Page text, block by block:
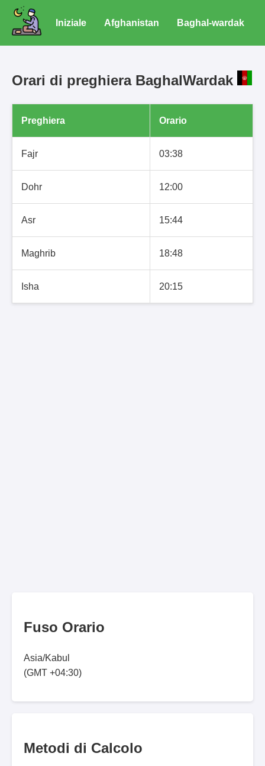
Iniziale Afghanistan Baghal-wardak
Orari di preghiera BaghalWardak
Preghiera Orario
Fajr 03:38
Dohr 12:00
Asr 15:44
Maghrib 18:48
Isha 20:15
Fuso Orario
Asia/Kabul
(GMT +04:30)
Metodi di Calcolo